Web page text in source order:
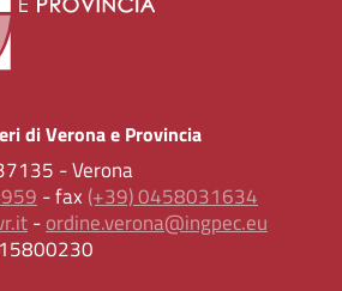
di Verona e Provincia
- Verona
- fax (+39) 0458031634
-ordine.verona@ingpec.eu